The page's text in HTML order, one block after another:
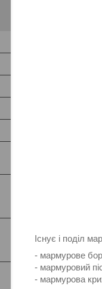
Існує і поділ
- мармурове
- мармуровий
- мармурова